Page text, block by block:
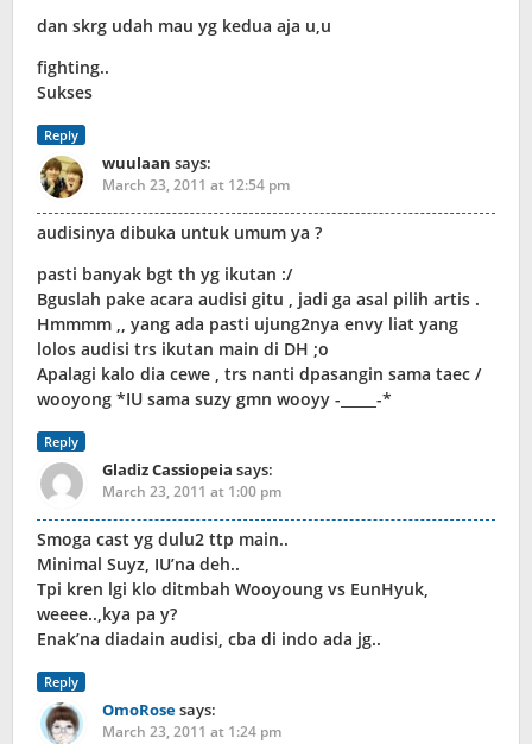
dan skrg udah mau yg kedua aja u,u
fighting..
Sukses
Reply
wuulaan says:
March 23, 2011 at 12:54 pm
audisinya dibuka untuk umum ya ?
pasti banyak bgt th yg ikutan :/
Bguslah pake acara audisi gitu , jadi ga asal pilih artis .
Hmmmm ,, yang ada pasti ujung2nya envy liat yang
lolos audisi trs ikutan main di DH ;o
Apalagi kalo dia cewe , trs nanti dpasangin sama taec /
wooyong *IU sama suzy gmn wooyy -_____-*
Reply
Gladiz Cassiopeia says:
March 23, 2011 at 1:00 pm
Smoga cast yg dulu2 ttp main..
Minimal Suyz, IU’na deh..
Tpi kren lgi klo ditmbah Wooyoung vs EunHyuk,
weeee..,kya pa y?
Enak’na diadain audisi, cba di indo ada jg..
Reply
OmoRosesays:
March 23, 2011 at 1:24 pm